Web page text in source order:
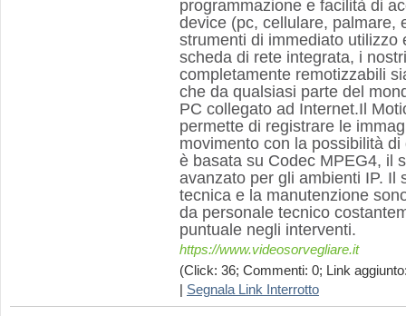
programmazione e facilità di
device (pc, cellulare, palmare,
strumenti di immediato utilizzo
scheda di rete integrata, i
completamente remotizzabili
che da qualsiasi parte del
PC collegato ad Internet.Il
permette di registrare le
movimento con la possibilità
è basata su Codec MPEG4, il
avanzato per gli ambienti IP. Il
tecnica e la manutenzione
da personale tecnico
puntuale negli interventi.
https://www.videosorvegliare.it
(Click: 36; Commenti: 0; Link
Segnala Link Interrotto